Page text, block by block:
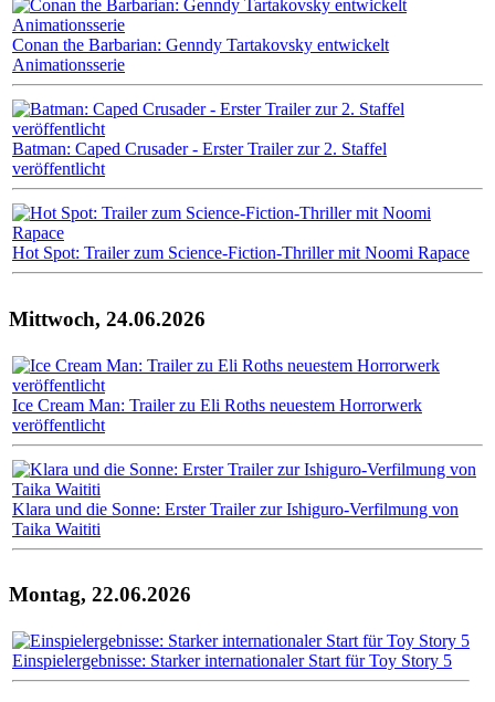
Conan the Barbarian: Genndy Tartakovsky entwickelt
Animationsserie
Batman: Caped Crusader - Erster Trailer zur 2. Staffel
veröffentlicht
Hot Spot: Trailer zum Science-Fiction-Thriller mit Noomi Rapace
Mittwoch, 24.06.2026
Ice Cream Man: Trailer zu Eli Roths neuestem Horrorwerk
veröffentlicht
Klara und die Sonne: Erster Trailer zur Ishiguro-Verfilmung von
Taika Waititi
Montag, 22.06.2026
Einspielergebnisse: Starker internationaler Start für Toy Story 5